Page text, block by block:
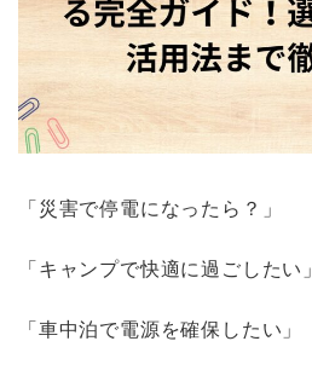
「災害で停電になったら？」
「キャンプで快適に過ごしたい」
「車中泊で電源を確保したい」